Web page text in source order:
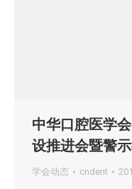
中华口腔医学
设推进会暨警
学会动态 cndent